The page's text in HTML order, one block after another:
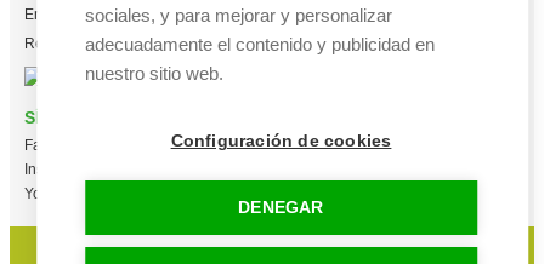
sociales, y para mejorar y personalizar
adecuadamente el contenido y publicidad en
nuestro sitio web.
Configuración de cookies
DENEGAR
Email:
info@creacamisetas.es
Registro y cupones descuento
SÍGUENOS
Facebook
Instagram
YouTube
Aviso legal | Política de privacidad | Política de cookies